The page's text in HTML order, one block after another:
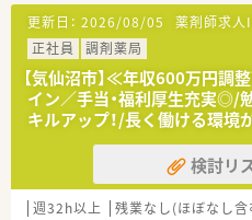
更新日： 2026/08/05 薬剤師求人
正社員
調剤薬局
【気仙沼市】≪年収600万円
イン／手当・福利厚生充実◎/
キルアップ！/長く働ける環境
検討リ
週32h以上 残業なし(ほぼなし含